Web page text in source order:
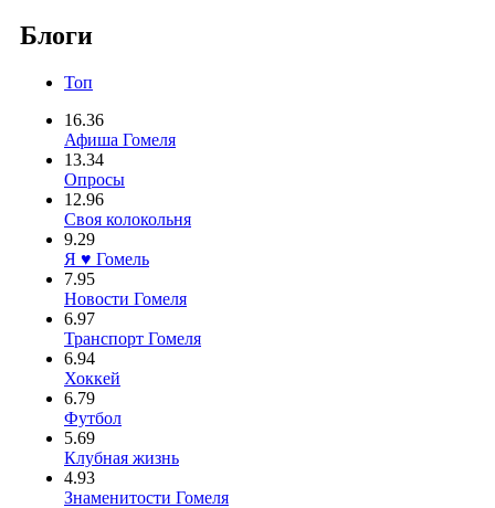
Блоги
Топ
16.36
Афиша Гомеля
13.34
Опросы
12.96
Своя колокольня
9.29
Я ♥ Гомель
7.95
Новости Гомеля
6.97
Транспорт Гомеля
6.94
Хоккей
6.79
Футбол
5.69
Клубная жизнь
4.93
Знаменитости Гомеля